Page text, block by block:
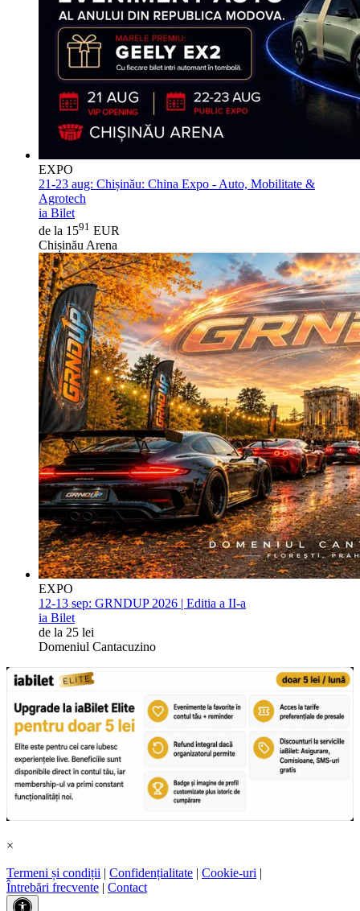
EXPO
21-23 aug: Chișinău: China Expo - Auto, Mobilitate &
Agrotech
ia Bilet
de la 1591 EUR
Chișinău Arena
EXPO
12-13 sep: GRNDUP 2026 | Editia a II-a
ia Bilet
de la 25 lei
Domeniul Cantacuzino
×
Termeni și condiții | Confidențialitate | Cookie-uri |
Întrebări frecvente | Contact